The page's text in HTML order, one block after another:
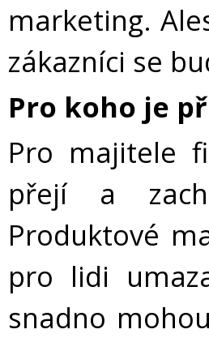
marketing.
zákazníci se
Pro koho je
Pro majitele
přejí a
Produktové
pro lidi
snadno